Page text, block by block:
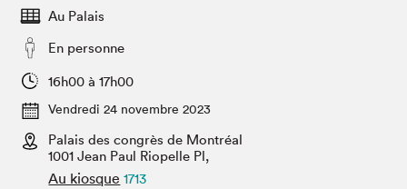
Espace exposant⋅e⋅s
Espace enseignant·e·s
Espace médias
SLM PRO
Salon dans la ville et en ligne
Projets partenaires
Au Palais
En personne
16h00 à 17h00
Vendredi 24 novembre 2023
Palais des congrès de Montréal
1001 Jean Paul Riopelle Pl,
Au kiosque 1713